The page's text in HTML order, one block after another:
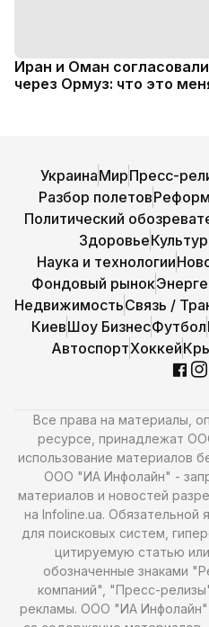
Иран и Оман
через Ормуз: что это
УкраинаМирПресс-
Разбор полетов
Политический
Здоровье
Наука и технологии
Фондовый рынок
НедвижимостьСвязь /
КиевШоу БизнесФутбол
АвтоспортХоккей
Все права на материалы,
ресурсе, принадлежат
использование материалов
ООО "ИА Инфолайн" -
материалов и новостей
на Infoline.ua. Обязательной
для поисковых систем,
цитируемую статью
обозначенные знаками
компаний", "Пресс-
рекламы. ООО "ИА Инфолайн"